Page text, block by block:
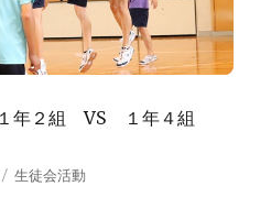
２組 VS １年４組
カ
生徒会活動